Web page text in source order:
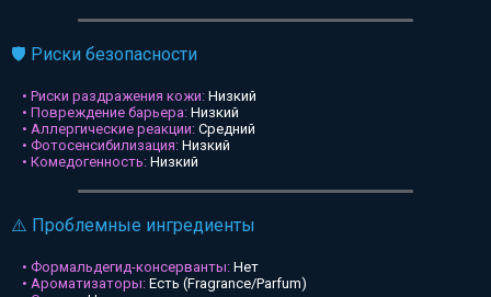
🛡️ Риски безопасности
• Риски раздражения кожи: Низкий
• Повреждение барьера: Низкий
• Аллергические реакции: Средний
• Фотосенсибилизация: Низкий
• Комедогенность: Низкий
⚠️ Проблемные ингредиенты
• Формальдегид-консерванты: Нет
• Ароматизаторы: Есть (Fragrance/Parfum)